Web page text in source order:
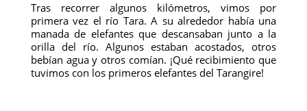
Tras recorrer algunos kilómetros, vimos por
primera vez el río Tara. A su alrededor había una
manada de elefantes que descansaban junto a la
orilla del río. Algunos estaban acostados, otros
bebían agua y otros comían. ¡Qué recibimiento que
tuvimos con los primeros elefantes del Tarangire!